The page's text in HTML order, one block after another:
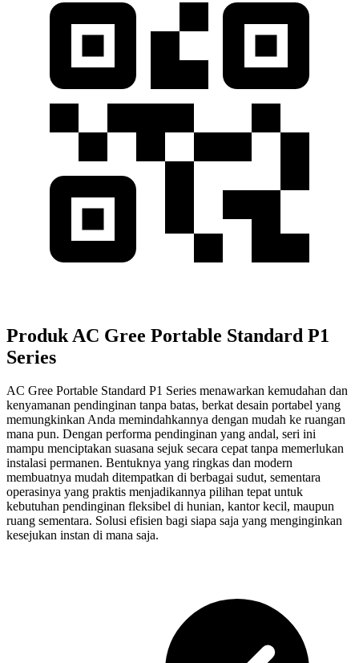
Produk AC Gree Portable Standard P1
Series
AC Gree Portable Standard P1 Series menawarkan kemudahan dan
kenyamanan pendinginan tanpa batas, berkat desain portabel yang
memungkinkan Anda memindahkannya dengan mudah ke ruangan
mana pun. Dengan performa pendinginan yang andal, seri ini
mampu menciptakan suasana sejuk secara cepat tanpa memerlukan
instalasi permanen. Bentuknya yang ringkas dan modern
membuatnya mudah ditempatkan di berbagai sudut, sementara
operasinya yang praktis menjadikannya pilihan tepat untuk
kebutuhan pendinginan fleksibel di hunian, kantor kecil, maupun
ruang sementara. Solusi efisien bagi siapa saja yang menginginkan
kesejukan instan di mana saja.